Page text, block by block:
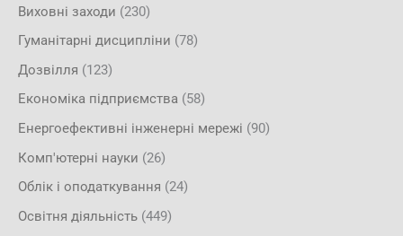
Виховні заходи (230)
Гуманітарні дисципліни (78)
Дозвілля (123)
Економіка підприємства (58)
Енергоефективні інженерні мережі (90)
Комп'ютерні науки (26)
Облік і оподаткування (24)
Освітня діяльність (449)